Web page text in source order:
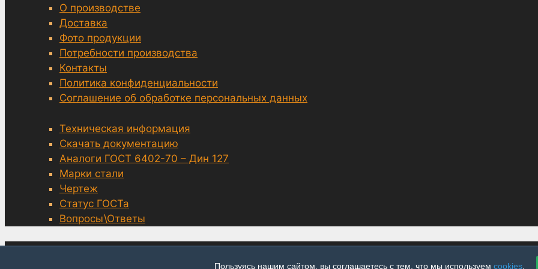
О производстве
Доставка
Фото продукции
Потребности производства
Контакты
Политика конфиденциальности
Соглашение об обработке персональных данных
Техническая информация
Скачать документацию
Аналоги ГОСТ 6402-70 – Дин 127
Марки стали
Чертеж
Статус ГОСТа
Вопросы\Ответы
Пользуясь нашим сайтом, вы соглашаетесь с тем, что мы используем cookies.